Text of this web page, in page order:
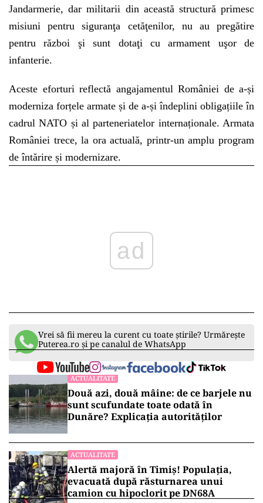
Jandarmerie, dar militarii din această structură primesc
misiuni pentru siguranţa cetăţenilor, nu au pregătire
pentru război şi sunt dotaţi cu armament uşor de
infanterie.
Aceste eforturi reflectă angajamentul României de a-și
moderniza forțele armate și de a-și îndeplini obligațiile în
cadrul NATO și al parteneriatelor internaționale. Armata
României trece, la ora actuală, printr-un amplu program
de întărire și modernizare.
ad
Vrei să fii mereu la curent cu toate știrile? Urmărește
Puterea.ro și pe canalul de WhatsApp
ACTUALITATE
Două azi, două mâine: de ce barjele nu
sunt scufundate toate odată în
Dunăre? Explicația autorităților
ACTUALITATE
Alertă majoră în Timiș! Populația,
evacuată după răsturnarea unui
camion cu hipoclorit pe DN68A